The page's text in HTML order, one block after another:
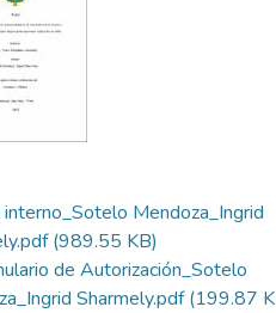
Mendoza_Ingrid
(989.55 KB)
de Autorización_Sotelo
Sharmely.pdf(199.87